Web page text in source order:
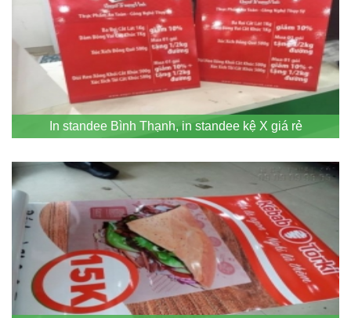
In standee Bình Thạnh, in standee kệ X giá rẻ